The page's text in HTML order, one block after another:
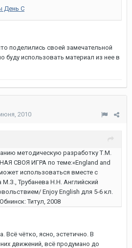
День С
поделились своей замечательной
буду использовать материал из нее в
2010
методическую разработку Т.М.
СВОЯ ИГРА по теме:«England and
использоваться вместе с
Трубанева Н.Н. Английский
Enjoy English для 5-6 кл.
Титул, 2008
Всё чётко, ясно, эстетично. В
движений, всё продумано до